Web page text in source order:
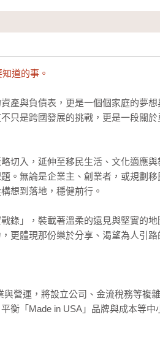
道的事。
產與負債表，更是一個個家庭的夢想
只是跨國發展的挑戰，更是一段關
切入，延伸至移民生活、文化適應
。無論是企業主、創業者，或規劃
想到落地，穩健前行。
錄」，裝載著溫柔的遠見與堅實的
更體現那份樂於分享、渴望為人引路
營運，將設立公司、金流稅務等複
衡「Made in USA」品牌與成本等中